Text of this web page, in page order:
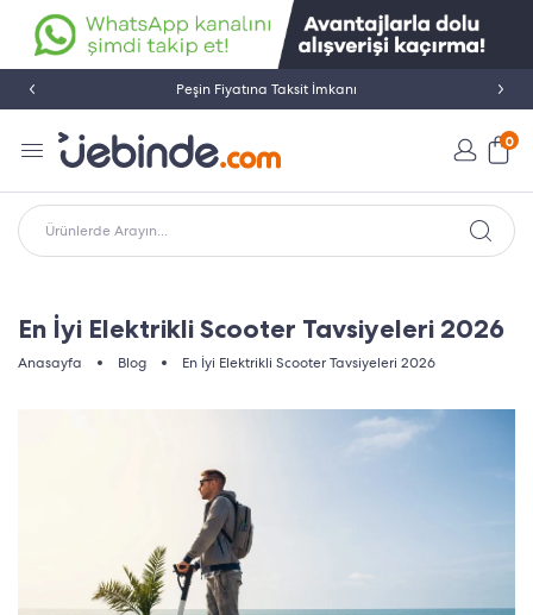
Peşin Fiyatına Taksit İmkanı
0
Ürünlerde Arayın...
En İyi Elektrikli Scooter Tavsiyeleri 2026
Anasayfa Blog En İyi Elektrikli Scooter Tavsiyeleri 2026